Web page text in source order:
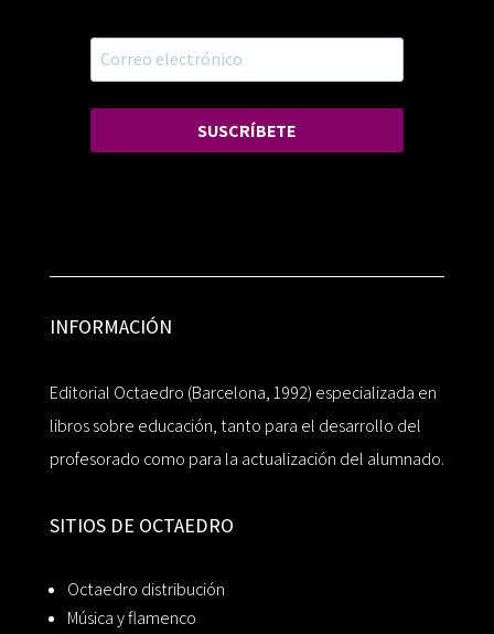
SUSCRÍBETE
INFORMACIÓN
Editorial Octaedro (Barcelona, 1992) especializada en
libros sobre educación, tanto para el desarrollo del
profesorado como para la actualización del alumnado.
SITIOS DE OCTAEDRO
Octaedro distribución
Música y flamenco